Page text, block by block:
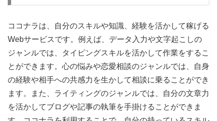
ココナラは、自分のスキルや知識、経験を活かして稼げる
Webサービスです。例えば、データ入力や文字起こしの
ジャンルでは、タイピングスキルを活かして作業をするこ
とができます。心の悩みや恋愛相談のジャンルでは、自身
の経験や相手への共感力を生かして相談に乗ることができ
ます。また、ライティングのジャンルでは、自分の文章力
を活かしてブログや記事の執筆を手掛けることができま